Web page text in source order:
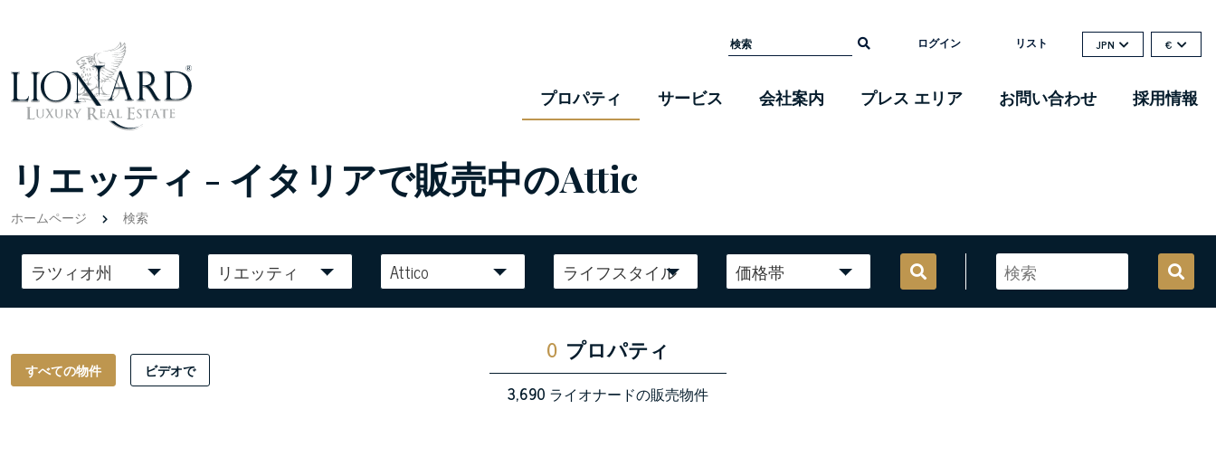
ログイン リスト JPN €
プロパティ サービス 会社案内 プレス エリア お問い合わせ 採用情報
リエッティ - イタリアで販売中のAttic
ホームページ 検索
ラツィオ州 リエッティ Attico ライフスタイル 価格帯
すべての物件 ビデオで
0 プロパティ
3,690 ライオナードの販売物件